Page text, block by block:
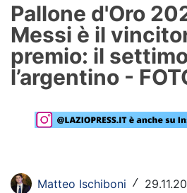
Formello
Infortuni
Primavera
Calciomercato
Rassegna Lazio
Pallone d'Oro
Messi è il
premio: il
l’argentino -
Matteo Ischiboni /